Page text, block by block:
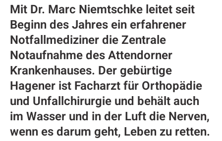
Mit Dr. Marc Niemtschke leitet seit
Beginn des Jahres ein erfahrener
Notfallmediziner die Zentrale
Notaufnahme des Attendorner
Krankenhauses. Der gebürtige
Hagener ist Facharzt für Orthopädie
und Unfallchirurgie und behält auch
im Wasser und in der Luft die Nerven,
wenn es darum geht, Leben zu retten.